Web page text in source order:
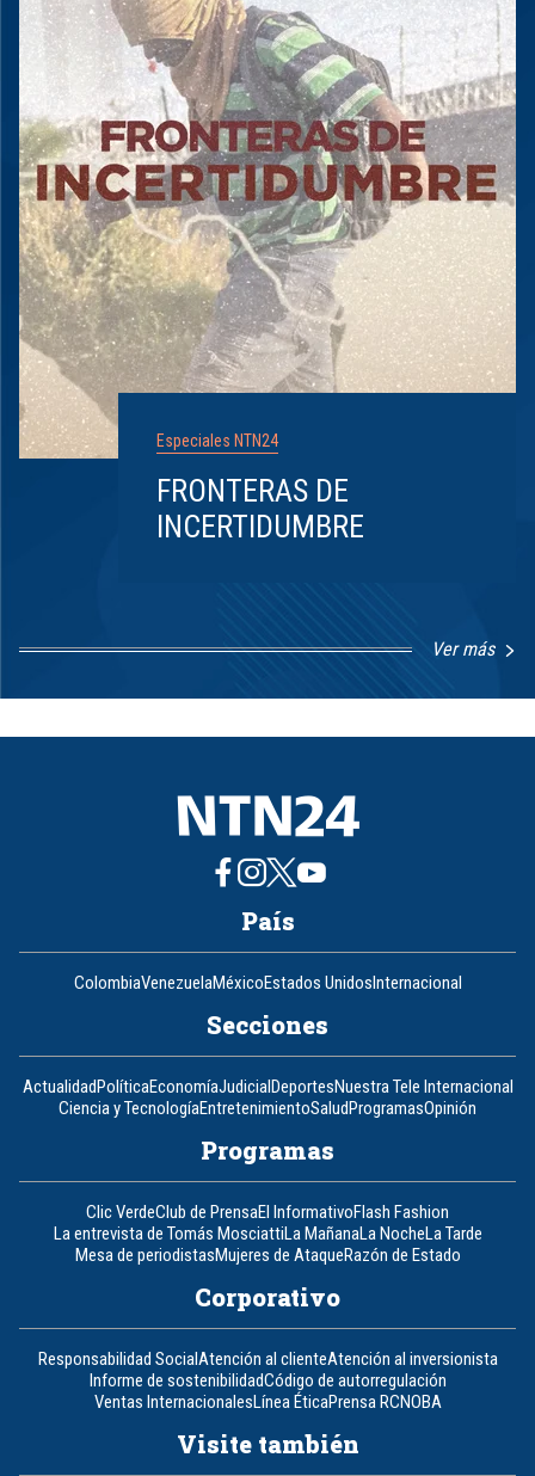
Especiales NTN24
FRONTERAS DE
INCERTIDUMBRE
Ver más
1
8
País
ColombiaVenezuelaMéxicoEstados UnidosInternacional
Secciones
ActualidadPolíticaEconomíaJudicialDeportesNuestra Tele Internacional
Ciencia y TecnologíaEntretenimientoSaludProgramasOpinión
Programas
Clic VerdeClub de PrensaEl InformativoFlash Fashion
La entrevista de Tomás MosciattiLa MañanaLa NocheLa Tarde
Mesa de periodistasMujeres de AtaqueRazón de Estado
Corporativo
Responsabilidad SocialAtención al clienteAtención al inversionista
Informe de sostenibilidadCódigo de autorregulación
Ventas InternacionalesLínea ÉticaPrensa RCNOBA
Visite también